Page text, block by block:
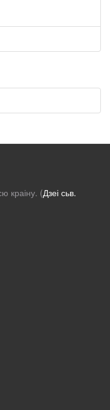
краіну. (Дзеі сьв.